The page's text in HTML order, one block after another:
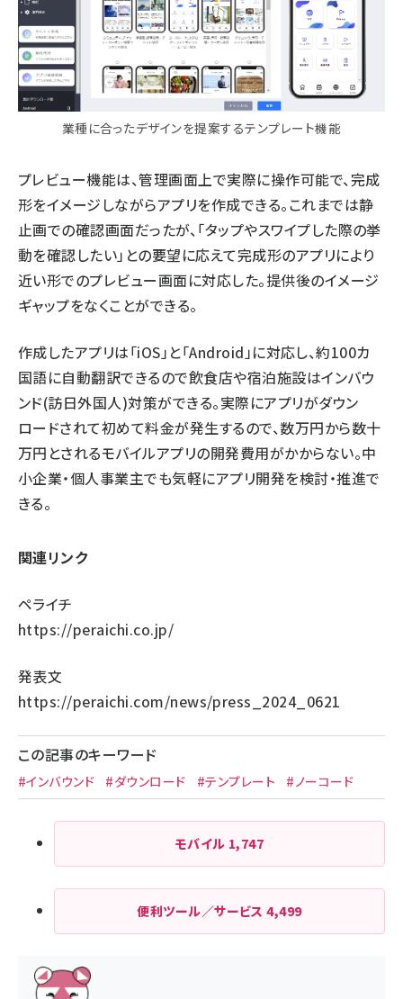
業種に合ったデザインを提案するテンプレート機能
プレビュー機能は、管理画面上で実際に操作可能で、完成
形をイメージしながらアプリを作成できる。これまでは静
止画での確認画面だったが、「タップやスワイプした際の挙
動を確認したい」との要望に応えて完成形のアプリにより
近い形でのプレビュー画面に対応した。提供後のイメージ
ギャップをなくことができる。
作成したアプリは「iOS」と「Android」に対応し、約100カ
国語に自動翻訳できるので飲食店や宿泊施設はインバウ
ンド(訪日外国人)対策ができる。実際にアプリがダウン
ロードされて初めて料金が発生するので、数万円から数十
万円とされるモバイルアプリの開発費用がかからない。中
小企業・個人事業主でも気軽にアプリ開発を検討・推進で
きる。
関連リンク
ペライチ
https://peraichi.co.jp/
発表文
https://peraichi.com/news/press_2024_0621
この記事のキーワード
#インバウンド #ダウンロード #テンプレート #ノーコード
モバイル 1,747
便利ツール／サービス4,499